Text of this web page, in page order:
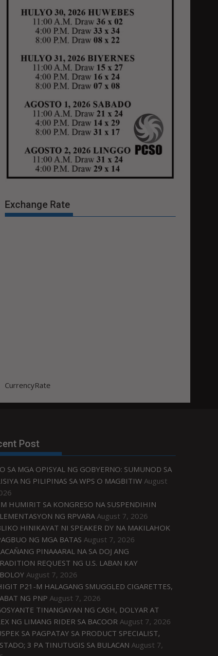
Exchange Rate
CurrencyRate
Post
SA MGA OPISYAL NG GOBYERNO: SUMUNOD SA
NG PILIPINAS SA WPS O MAGBITIW August
HUMIRIT SA KONGRESO NA SUSPENDIHIN
NG RPVARA August 7, 2026
HINIKAYAT NI SPEAKER DY NA MAKILAHOK
NG MGA BATAS August 7, 2026
PINAAARAL NA SA DOJ ANG
REQUEST NG U.S. LABAN KAY
August 7, 2026
P21-M HALAGANG SMUGGLED CIGARETTES,
NG PNP August 7, 2026
TINANGAYAN NG CASH, DOLYAR AT
NG LIMANG RIDER SA BACOOR August 7, 2026
SA PAGPATAY SA PRODUCT SPECIALIST,
3 PA TINUTUGIS SA BULACAN August 7,